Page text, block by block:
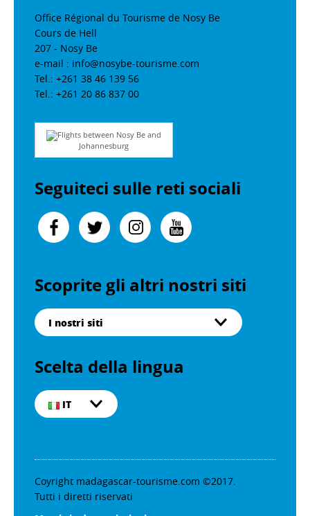
Office Régional du Tourisme de Nosy Be
Cours de Hell
207 - Nosy Be
e-mail : info@nosybe-tourisme.com
Tel.: +261 38 46 139 56
Tel.: +261 20 86 837 00
Flights between Nosy Be and
Johannesburg
Seguiteci sulle reti sociali
Scoprite gli altri nostri siti
I nostri siti
Scelta della lingua
IT
Coyright madagascar-tourisme.com ©2017.
Tutti i diretti riservati